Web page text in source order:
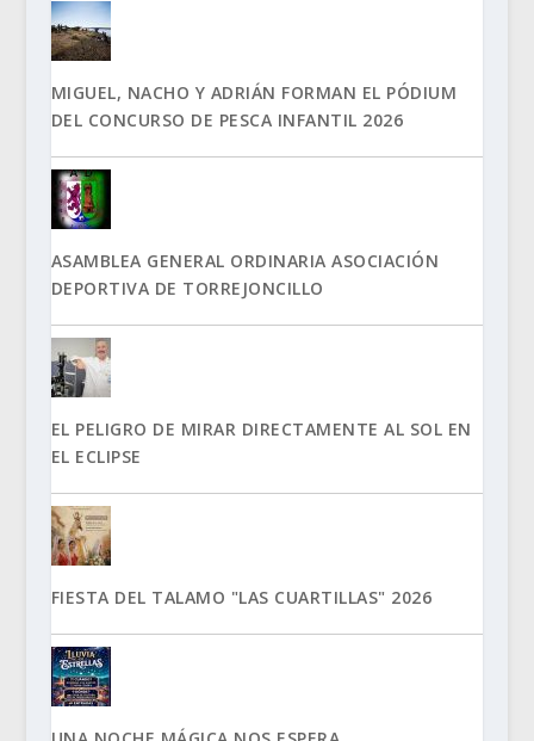
MIGUEL, NACHO Y ADRIÁN FORMAN EL PÓDIUM
DEL CONCURSO DE PESCA INFANTIL 2026
ASAMBLEA GENERAL ORDINARIA ASOCIACIÓN
DEPORTIVA DE TORREJONCILLO
EL PELIGRO DE MIRAR DIRECTAMENTE AL SOL EN
EL ECLIPSE
FIESTA DEL TALAMO "LAS CUARTILLAS" 2026